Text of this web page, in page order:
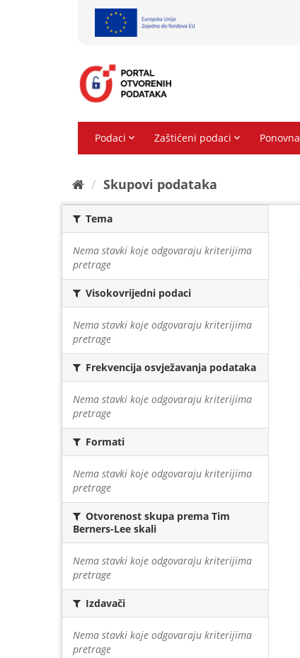
Skupovi podаtаkа
Tema
Nema stavki koje odgovaraju kriterijima
pretrage
Visokovrijedni podaci
Nema stavki koje odgovaraju kriterijima
pretrage
Frekvencija osvježavanja podataka
Nema stavki koje odgovaraju kriterijima
pretrage
Formati
Nema stavki koje odgovaraju kriterijima
pretrage
Otvorenost skupa prema Tim
Berners-Lee skali
Nema stavki koje odgovaraju kriterijima
pretrage
Izdavači
Nema stavki koje odgovaraju kriterijima
pretrage